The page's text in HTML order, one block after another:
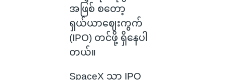
အဖြစ် စတော့
ရှယ်ယာဈေးကွက်
(IPO) တင်ဖို့ ရှိနေပါ
တယ်။
SpaceX သာ IPO